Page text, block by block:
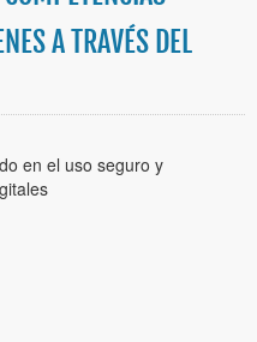
A TRAVÉS DEL
en el uso seguro y